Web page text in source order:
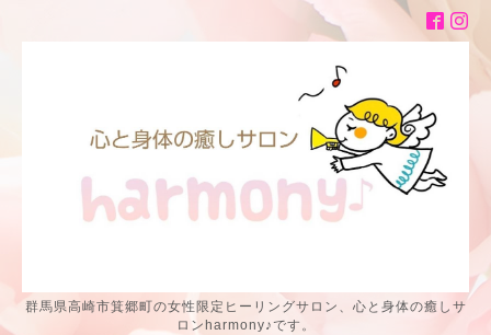
群馬県高崎市箕郷町の女性限定ヒーリングサロン、心と身体の癒しサ
ロンharmony♪です。